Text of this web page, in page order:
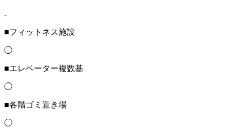
-
■フィットネス施設
◯
■エレベーター複数基
◯
■各階ゴミ置き場
◯